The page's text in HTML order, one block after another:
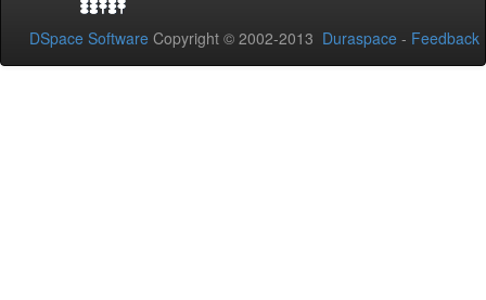
DSpace Software Copyright © 2002-2013 Duraspace - Feedback